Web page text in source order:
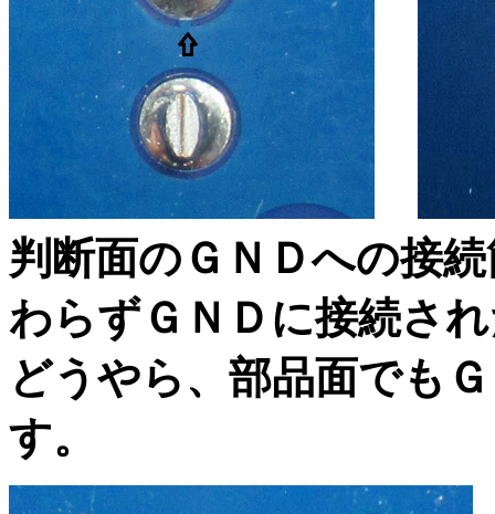
判断面のＧＮＤへの接
わらずＧＮＤに接続さ
どうやら、部品面でも
す。